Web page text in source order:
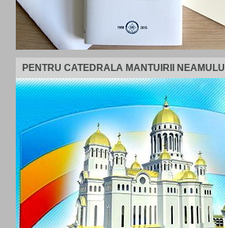
PENTRU CATEDRALA MANTUIRII NEAMULUI